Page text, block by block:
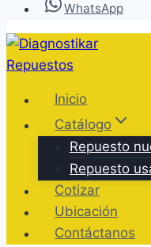
WhatsApp
Inicio
Catálogo
Repuesto
Repuesto
Cotizar
Ubicación
Contáctanos